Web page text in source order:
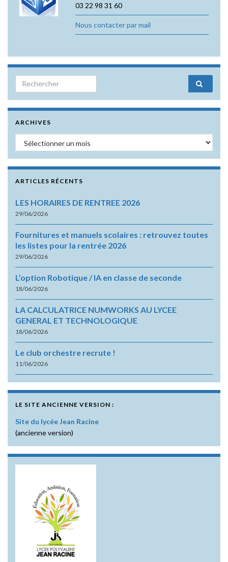
03 22 98 31 60
Nous contacter par mail
Search for:
ARCHIVES
Archives
ARTICLES RÉCENTS
LES HORAIRES DE RENTREE 2026
29/06/2026
Fournitures et manuels scolaires : retrouvez toutes
les listes pour la rentrée 2026
29/06/2026
L’option Robotique / IA en classe de seconde
18/06/2026
LA CALCULATRICE NUMWORKS AU LYCEE
GENERAL ET TECHNOLOGIQUE
18/06/2026
Le club orchestre recrute !
11/06/2026
LE SITE ANCIENNE VERSION :
Site du lycée Jean Racine
(ancienne version)